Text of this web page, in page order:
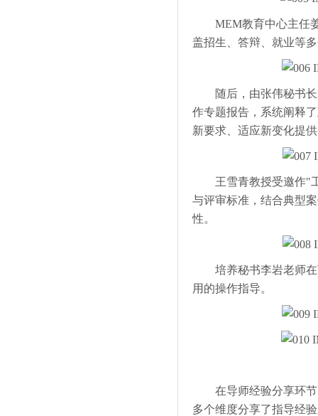
MEM教育中心主任姜
盖招生、答辩、就业等
随后，由张伟秘书长
作专题报告，系统阐释
新要求、适应新变化提
王雪青教授受邀作"工
与评审标准，结合典型
性。
培养秘书李岩老师在
用的操作指导。
在导师经验分享环节
多个维度分享了指导经